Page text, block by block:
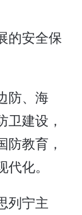
的安全保
防、海
建设，
教育，
化。
列宁主